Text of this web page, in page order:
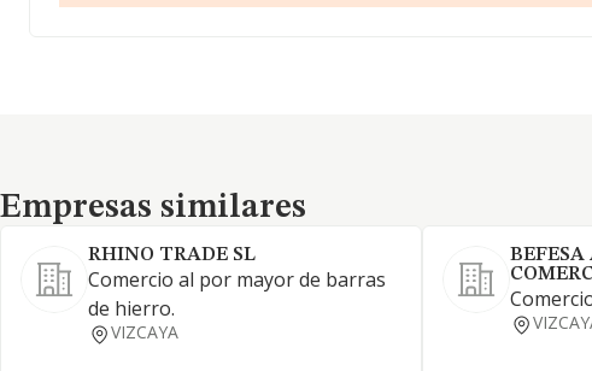
Empresas similares
Empresas similares
RHINO TRADE SL
Comercio al por mayor de barras
de hierro.
VIZCAYA